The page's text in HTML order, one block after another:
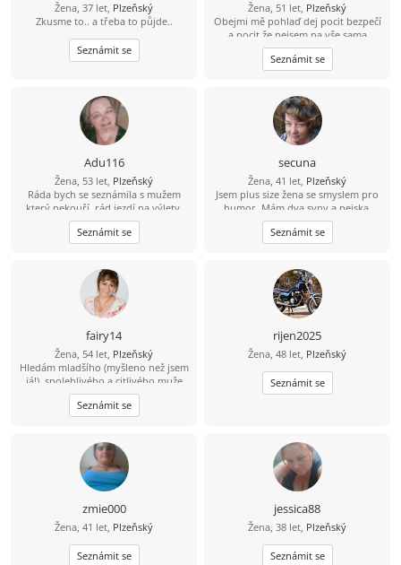
Žena, 37 let, Plzeňský
Zkusme to.. a třeba to půjde..
Seznámit se
Žena, 51 let, Plzeňský
Obejmi mě pohlaď dej pocit bezpečí
a pocit že nejsem na vše sama
Seznámit se
Adu116
Žena, 53 let, Plzeňský
Ráda bych se seznámila s mužem
který nekouří, rád jezdí na výlety,
má rád přírodu, je kutil. Já ráda
chodím plavat a fotografuji přírodu
a zajímavá místa, jsem rozvedená s
Seznámit se
secuna
Žena, 41 let, Plzeňský
Jsem plus size žena se smyslem pro
humor. Mám dva syny a pejska.
Minulost vyřešena. Mám ráda
procházky, knížky, filmy, kino a
divadlo, ale i pohodové večery
nebo karetní hry. Touto cestou
hledám spolehlivého, hodného a
zodpovědného muže, který se
nebojí dětí ????
Seznámit se
fairy14
Žena, 54 let, Plzeňský
Hledám mladšího (myšleno než jsem
já!), spolehlivého a citlivého muže
pro společně strávené chvíle...
časem uvidíme... Vypadám o dost
mladší, než říká kalendář, a taky
usedlého páprdu! UPOZORNĚNÍ:
Pánové s nevyřešenými vztahy a
minulostí nechť mi nepíší. Taktéž ti,
kteří jsou nad 100 km od Plzně.
Děkuji.
Seznámit se
rijen2025
Žena, 48 let, Plzeňský
Seznámit se
zmie000
Žena, 41 let, Plzeňský
Seznámit se
jessica88
Žena, 38 let, Plzeňský
Seznámit se